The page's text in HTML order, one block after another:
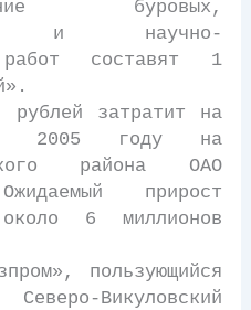
буровых,
и научно-
работ составят 1
затратит на
в 2005 году на
района ОАО
прирост
6 миллионов
пользующийся
Викуловский